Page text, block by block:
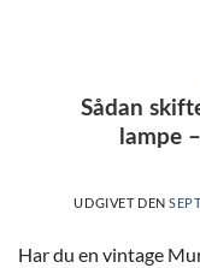
Sådan
lampe
UDGIVET DEN
Har du en vintage